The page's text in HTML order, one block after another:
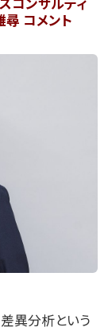
尋 コメント
異分析という